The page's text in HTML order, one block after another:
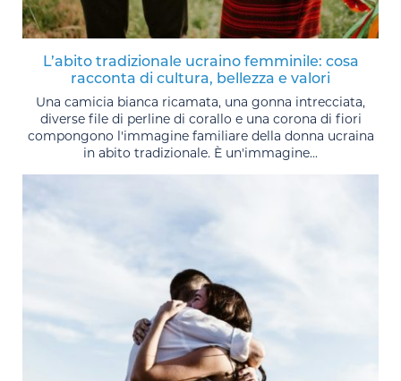
L’abito tradizionale ucraino femminile: cosa
racconta di cultura, bellezza e valori
Una camicia bianca ricamata, una gonna intrecciata,
diverse file di perline di corallo e una corona di fiori
compongono l'immagine familiare della donna ucraina
in abito tradizionale. È un'immagine...